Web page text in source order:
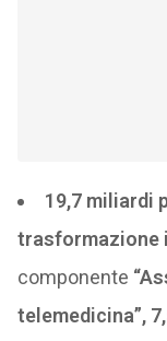
19,7 miliardi
trasformazione
componente
telemedicina”,